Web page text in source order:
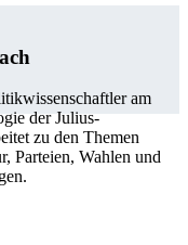
am
der Julius-
zu den Themen
Parteien, Wahlen und